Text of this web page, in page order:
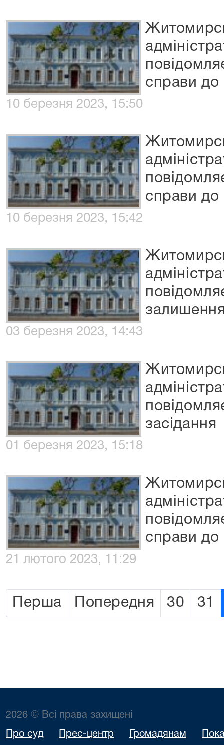
справи
10 березня 2023, 15:50
справи
10 березня 2023, 15:42
03 березня 2023, 14:43
засідання
01 березня 2023, 15:18
справи
21 лютого 2023, 11:29
Перша Попередня 30 31
2026 © Всі права захищені
Про суд Прес-центр Громадянам